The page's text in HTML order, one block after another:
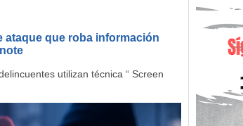
ataque que roba información
utilizan técnica “ Screen